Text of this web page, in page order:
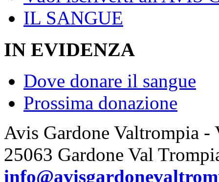
IL SANGUE
IN EVIDENZA
Dove donare il sangue
Prossima donazione
Avis Gardone Valtrompia
25063 Gardone Val